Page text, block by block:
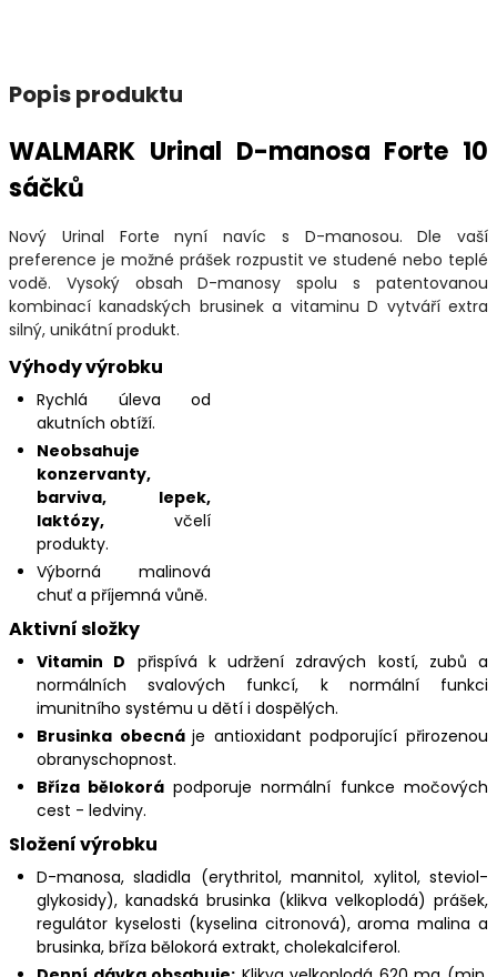
Popis produktu
WALMARK Urinal D-manosa Forte 10
sáčků
Nový Urinal Forte nyní navíc s D-manosou. Dle vaší
preference je možné prášek rozpustit ve studené nebo teplé
vodě. Vysoký obsah D-manosy spolu s patentovanou
kombinací kanadských brusinek a vitaminu D vytváří extra
silný, unikátní produkt.
Výhody výrobku
Rychlá úleva od
akutních obtíží.
Neobsahuje
konzervanty,
barviva, lepek,
laktózy, včelí
produkty.
Výborná malinová
chuť a příjemná vůně.
Aktivní složky
Vitamin D přispívá k udržení zdravých kostí, zubů a
normálních svalových funkcí, k normální funkci
imunitního systému u dětí i dospělých.
Brusinka obecnáje antioxidant podporující přirozenou
obranyschopnost.
Bříza bělokorá podporuje normální funkce močových
cest - ledviny.
Složení výrobku
D-manosa, sladidla (erythritol, mannitol, xylitol, steviol-
glykosidy), kanadská brusinka (klikva velkoplodá) prášek,
regulátor kyselosti (kyselina citronová), aroma malina a
brusinka, bříza bělokorá extrakt, cholekalciferol.